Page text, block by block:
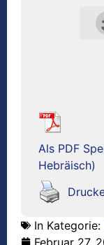
Als PDF
Hebräisch)
In Kategorie:
Februar 27,